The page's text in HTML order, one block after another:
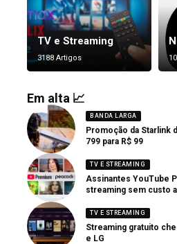
TV e Streaming
3188 Artigos
Em alta 📈
BANDA LARGA
Promoção da Starlink
799 para R$ 99
TV E STREAMING
Assinantes YouTube
streaming sem custo
TV E STREAMING
Streaming gratuito
e LG